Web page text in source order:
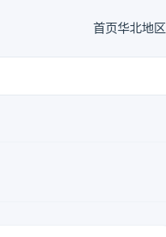
首页华北地区